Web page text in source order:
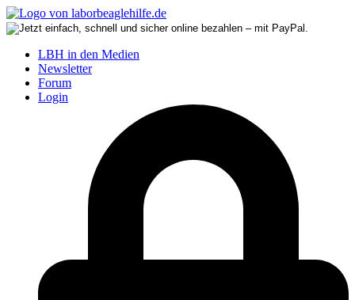
LBH in den Medien
Newsletter
Forum
Login